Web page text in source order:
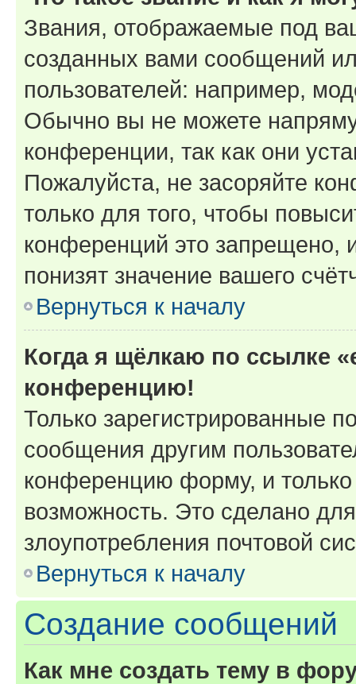
Звания, отображаемые под
созданных вами сообщений
пользователей: например,
Обычно вы не можете
конференции, так как они
Пожалуйста, не засоряйте
только для того, чтобы
конференций это запрещено,
понизят значение вашего
Вернуться к началу
Когда я щёлкаю по ссылке
конференцию!
Только зарегистрированные
сообщения другим
конференцию форму, и
возможность. Это сделано
злоупотребления почтовой
Вернуться к началу
Создание сообщений
Как мне создать тему в